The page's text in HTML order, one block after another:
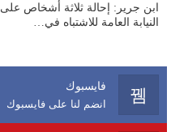
ابن جرير: إحالة ثلاثة أشخاص على
النيابة العامة للاشتباه في…
فايسبوك
انضم لنا على فايسبوك